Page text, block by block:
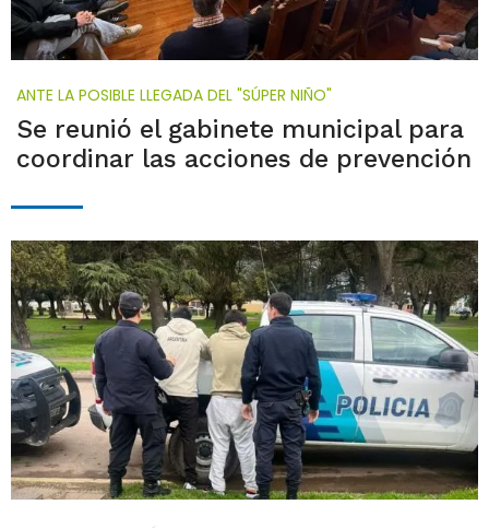
ANTE LA POSIBLE LLEGADA DEL "SÚPER NIÑO"
Se reunió el gabinete municipal para
coordinar las acciones de prevención